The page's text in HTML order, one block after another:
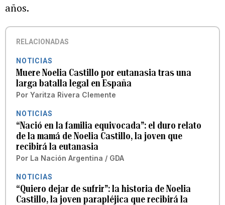
años.
RELACIONADAS
NOTICIAS
Muere Noelia Castillo por eutanasia tras una
larga batalla legal en España
Por Yaritza Rivera Clemente
NOTICIAS
“Nació en la familia equivocada”: el duro relato
de la mamá de Noelia Castillo, la joven que
recibirá la eutanasia
Por La Nación Argentina / GDA
NOTICIAS
“Quiero dejar de sufrir”: la historia de Noelia
Castillo, la joven parapléjica que recibirá la